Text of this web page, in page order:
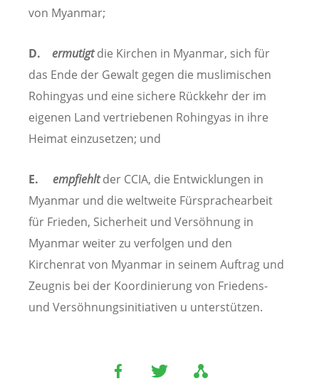
von Myanmar;
D. ermutigtdie Kirchen in Myanmar, sich für
das Ende der Gewalt gegen die muslimischen
Rohingyas und eine sichere Rückkehr der im
eigenen Land vertriebenen Rohingyas in ihre
Heimat einzusetzen; und
E. empfiehltder CCIA, die Entwicklungen in
Myanmar und die weltweite Fürsprachearbeit
für Frieden, Sicherheit und Versöhnung in
Myanmar weiter zu verfolgen und den
Kirchenrat von Myanmar in seinem Auftrag und
Zeugnis bei der Koordinierung von Friedens-
und Versöhnungsinitiativen u unterstützen.